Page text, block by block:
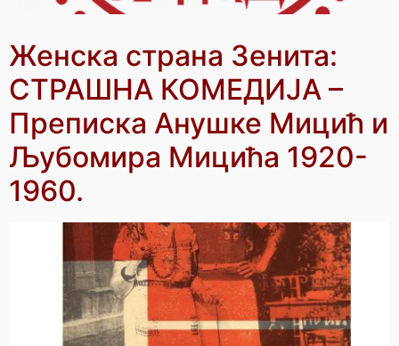
Женска страна Зенита:
СТРАШНА КОМЕДИЈА –
Преписка Анушке Мицић и
Љубомира Мицића 1920-
1960.